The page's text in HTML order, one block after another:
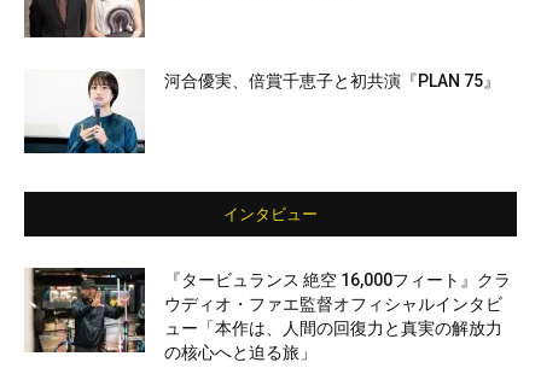
河合優実、倍賞千恵子と初共演『PLAN 75』
インタビュー
『タービュランス 絶空 16,000フィート』クラ
ウディオ・ファエ監督オフィシャルインタビ
ュー「本作は、人間の回復力と真実の解放力
の核心へと迫る旅」